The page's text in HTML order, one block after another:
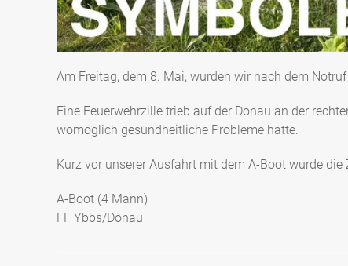
Am Freitag, dem 8. Mai, wurden wir nach dem
Eine Feuerwehrzille trieb auf der Donau an der
womöglich gesundheitliche Probleme hatte.
Kurz vor unserer Ausfahrt mit dem A-Boot wurde
A-Boot (4 Mann)
FF Ybbs/Donau